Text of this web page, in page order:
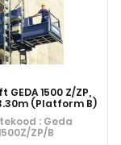
GEDA 1500 Z/ZP,
(Platform B)
: Geda
ZP/B